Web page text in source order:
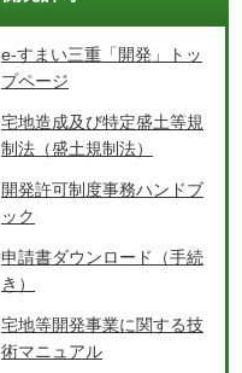
e-すまい三重「開発」トッ
プページ
宅地造成及び特定盛土等規
制法（盛土規制法）
開発許可制度事務ハンドブ
ック
申請書ダウンロード（手続
き）
宅地等開発事業に関する技
術マニュアル